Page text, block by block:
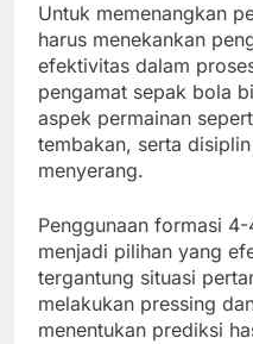
Untuk memenangkan
harus menekankan
efektivitas dalam
pengamat sepak bola
aspek permainan
tembakan, serta
menyerang.
Penggunaan formasi
menjadi pilihan yang
tergantung situasi
melakukan pressing
menentukan prediksi